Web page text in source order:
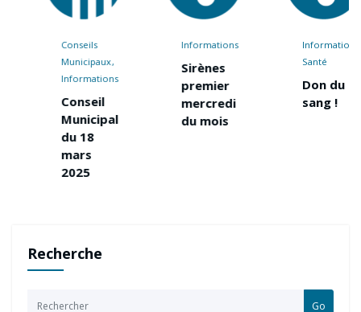
Conseils
Municipaux
Informations
Conseil
Municipal
du 18
mars
2025
Informations
Sirènes
premier
mercredi
du mois
Informations
Don du
sang !
Recherche
Go